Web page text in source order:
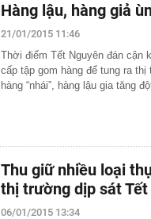
Hàng lậu, hàng giả
21/01/2015 11:46
Thời điểm Tết Nguyên đán cận
cấp tập gom hàng để tung ra
hàng “nhái”, hàng lậu gia tăng
Thu giữ nhiều loại
thị trường dịp sát Tết
06/01/2015 13:34